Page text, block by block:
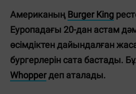
Американың Burger King
Еуропадағы 20-дан астам
өсімдіктен дайындалған
бургерлерін сата бастады.
Whopperдеп аталады.